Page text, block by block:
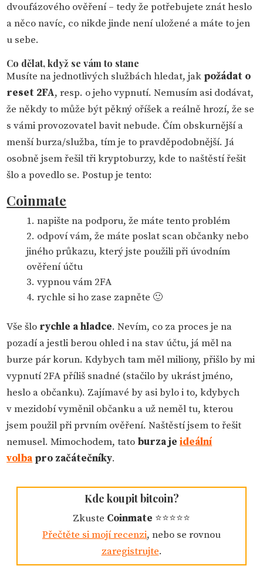
dvoufázového ověření – tedy že potřebujete znát heslo
a něco navíc, co nikde jinde není uložené a máte to jen
u sebe.
Co dělat, když se vám to stane
Musíte na jednotlivých službách hledat, jak požádat o
reset 2FA, resp. o jeho vypnutí. Nemusím asi dodávat,
že někdy to může být pěkný oříšek a reálně hrozí, že se
s vámi provozovatel bavit nebude. Čím obskurnější a
menší burza/služba, tím je to pravděpodobnější. Já
osobně jsem řešil tři kryptoburzy, kde to naštěstí řešit
šlo a povedlo se. Postup je tento:
Coinmate
napište na podporu, že máte tento problém
odpoví vám, že máte poslat scan občanky nebo
jiného průkazu, který jste použili při úvodním
ověření účtu
vypnou vám 2FA
rychle si ho zase zapněte 🙂
Vše šlo rychle a hladce. Nevím, co za proces je na
pozadí a jestli berou ohled i na stav účtu, já měl na
burze pár korun. Kdybych tam měl miliony, přišlo by mi
vypnutí 2FA příliš snadné (stačilo by ukrást jméno,
heslo a občanku). Zajímavé by asi bylo i to, kdybych
v mezidobí vyměnil občanku a už neměl tu, kterou
jsem použil při prvním ověření. Naštěstí jsem to řešit
nemusel. Mimochodem, tato burza jeideální
volba pro začátečníky.
Kde koupit bitcoin?
Zkuste Coinmate ⭐️⭐️⭐️⭐️⭐️️
Přečtěte si mojí recenzi, nebo se rovnou
zaregistrujte.